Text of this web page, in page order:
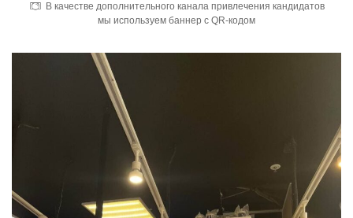
В качестве дополнительного канала привлечения кандидатов
мы используем баннер с QR-кодом